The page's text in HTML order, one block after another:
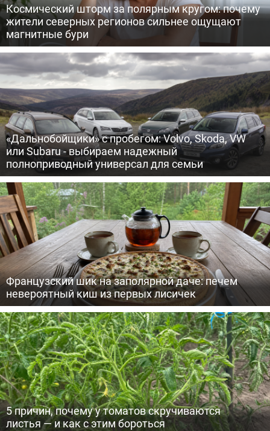
Космический шторм за полярным кругом: почему
жители северных регионов сильнее ощущают
магнитные бури
«Дальнобойщики» с пробегом: Volvo, Skoda, VW
или Subaru - выбираем надежный
полноприводный универсал для семьи
Французский шик на заполярной даче: печем
невероятный киш из первых лисичек
5 причин, почему у томатов скручиваются
листья — и как с этим бороться